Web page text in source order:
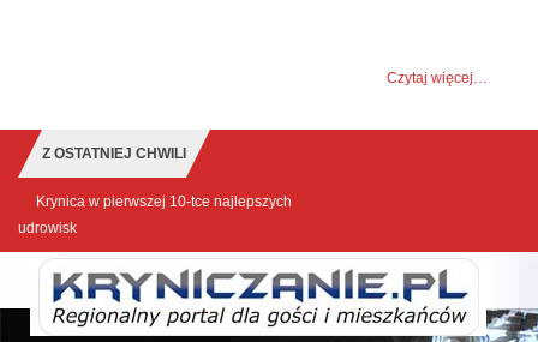
Czytaj więcej…
Z OSTATNIEJ CHWILI
Krynica w pierwszej 10-tce najlepszych
udrowisk